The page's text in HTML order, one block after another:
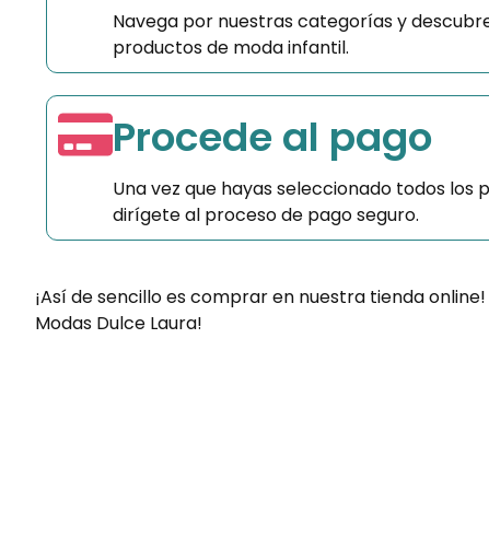
Navega por nuestras categorías y
productos de moda infantil.
Procede al pago
Una vez que hayas seleccionado todos los
dirígete al proceso de pago seguro.
¡Así de sencillo es comprar en nuestra tienda
Modas Dulce Laura!